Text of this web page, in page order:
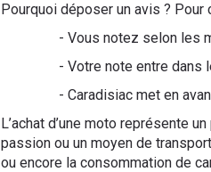
Pourquoi déposer un avis ? Pour
- Vous notez selon les
- Votre note entre dans
- Caradisiac met en
L’achat d’une moto représente
passion ou un moyen de
ou encore la consommation de